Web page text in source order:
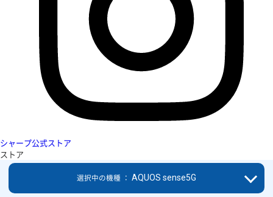
シャープ公式ストア
ストア
選択中の機種 ： AQUOS sense5G